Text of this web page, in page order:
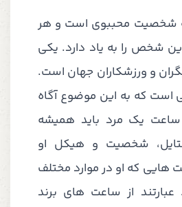
شخصیت محببوی است و هر
شخص را به یاد دارد. یکی
و ورزشکاران جهان است.
است که به این موضوع آگاه
یک مرد باید همیشه
شخصیت و هیکل او
هایی که او در موارد مختلف
از ساعت های برند